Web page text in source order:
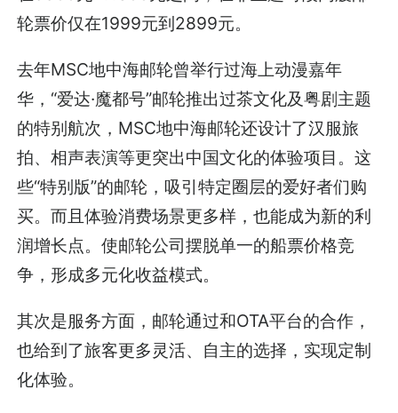
轮票价仅在1999元到2899元。
去年MSC地中海邮轮曾举行过海上动漫嘉年
华，“爱达·魔都号”邮轮推出过茶文化及粤剧主题
的特别航次，MSC地中海邮轮还设计了汉服旅
拍、相声表演等更突出中国文化的体验项目。这
些“特别版”的邮轮，吸引特定圈层的爱好者们购
买。而且体验消费场景更多样，也能成为新的利
润增长点。使邮轮公司摆脱单一的船票价格竞
争，形成多元化收益模式。
其次是服务方面，邮轮通过和OTA平台的合作，
也给到了旅客更多灵活、自主的选择，实现定制
化体验。